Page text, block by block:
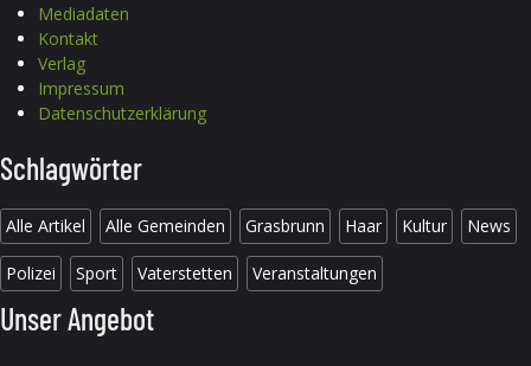
Mediadaten
Kontakt
Verlag
Impressum
Datenschutzerklärung
Schlagwörter
Alle Artikel Alle Gemeinden Grasbrunn Haar Kultur News
Polizei Sport Vaterstetten Veranstaltungen
Unser Angebot